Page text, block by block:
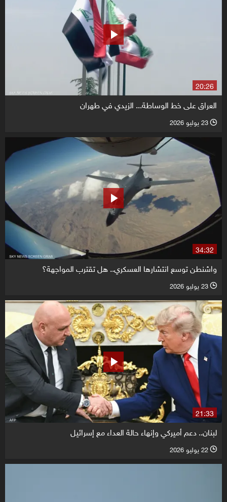
20:26
العراق على خط الوساطة... الزيدي في طهران
l 23 يوليو 2026
34:32
واشنطن توسع انتشارها العسكري.. هل تقترب المواجهة؟
l 23 يوليو 2026
21:33
لبنان.. دعم أميركي وإنهاء حالة العداء مع إسرائيل
l 22 يوليو 2026